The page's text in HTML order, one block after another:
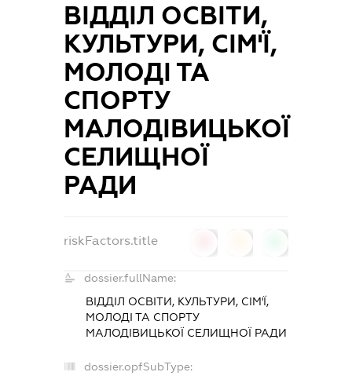
ВІДДІЛ ОСВІТИ,
КУЛЬТУРИ, СІМ'Ї,
МОЛОДІ ТА
СПОРТУ
МАЛОДІВИЦЬКОЇ
СЕЛИЩНОЇ
РАДИ
riskFactors.title
dossier.fullName:
ВІДДІЛ ОСВІТИ, КУЛЬТУРИ, СІМ'Ї,
МОЛОДІ ТА СПОРТУ
МАЛОДІВИЦЬКОЇ СЕЛИЩНОЇ РАДИ
dossier.opfSubType: